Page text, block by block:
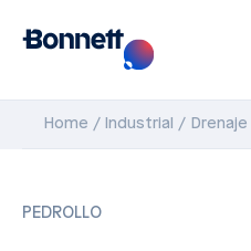
Home Industrial
PEDROLLO